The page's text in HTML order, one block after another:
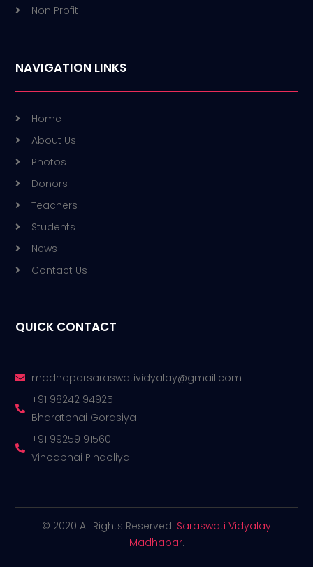
Non Profit
NAVIGATION LINKS
Home
About Us
Photos
Donors
Teachers
Students
News
Contact Us
QUICK CONTACT
madhaparsaraswatividyalay@gmail.com
+91 98242 94925
Bharatbhai Gorasiya
+91 99259 91560
Vinodbhai Pindoliya
© 2020 All Rights Reserved. Saraswati Vidyalay
Madhapar.